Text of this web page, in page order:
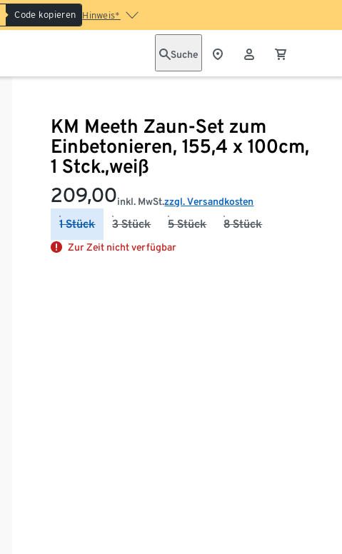
Code kopieren Hinweis*
Suche
KM Meeth Zaun-Set zum
Einbetonieren, 155,4 x 100cm,
1 Stck.,weiß
209,00inkl. MwSt.zzgl. Versandkosten
1 Stück 3 Stück 5 Stück 8 Stück
Zur Zeit nicht verfügbar